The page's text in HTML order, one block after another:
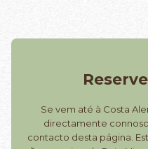
Se vem até à Costa
directamente
contacto desta página.